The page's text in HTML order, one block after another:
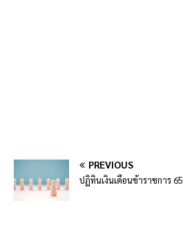
PREVIOUS
ปฏิทินเงินเดือนข้าราชการ 65